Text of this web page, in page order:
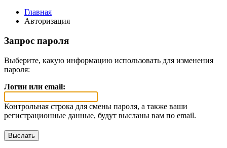
Главная
Авторизация
Запрос пароля
Выберите, какую информацию использовать для изменения
пароля:
Логин или email:
Контрольная строка для смены пароля, а также ваши
регистрационные данные, будут высланы вам по email.